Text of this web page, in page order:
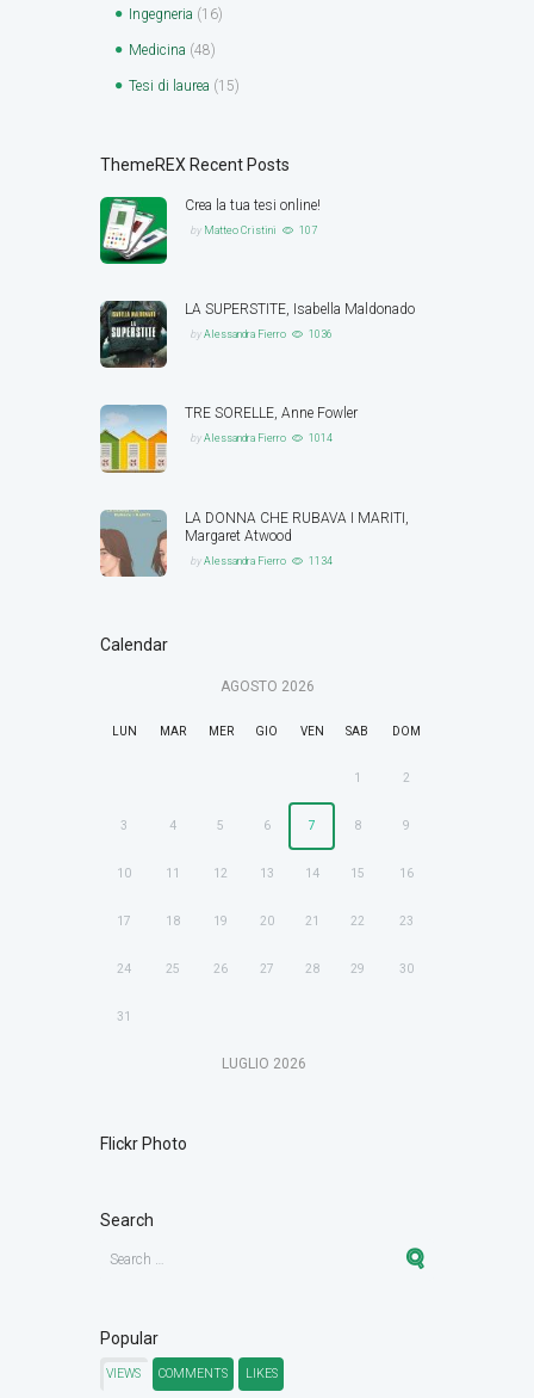
Ingegneria (16)
Medicina (48)
Tesi di laurea (15)
ThemeREX Recent Posts
Crea la tua tesi online!
by Matteo Cristini 107
LA SUPERSTITE, Isabella Maldonado
byAlessandra Fierro 1036
TRE SORELLE, Anne Fowler
byAlessandra Fierro 1014
LA DONNA CHE RUBAVA I MARITI,
Margaret Atwood
byAlessandra Fierro 1134
Calendar
AGOSTO 2026
LUN MAR MER GIO VEN SAB DOM
1 2
3 4 5 6 7 8 9
10 11 12 13 14 15 16
17 18 19 20 21 22 23
24 25 26 27 28 29 30
31
LUGLIO 2026
Flickr Photo
Search
Popular
VIEWS COMMENTS LIKES